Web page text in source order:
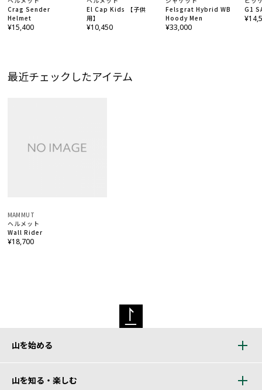
Crag Sender
Helmet
¥15,400
El Cap Kids 【子供
用】
¥10,450
Felsgrat Hybrid WB
Hoody Men
¥33,000
G1
最近チェックしたアイテム
MAMMUT
ヘルメット
Wall Rider
¥18,700
山を始める
山を知る・楽しむ